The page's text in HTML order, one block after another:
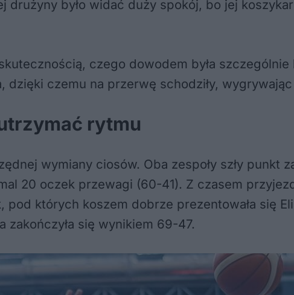
było widać duży spokój, bo jej
czego dowodem była
dzięki czemu na przerwę schodziły,
rytmu
wymiany ciosów. Oba zespoły szły punkt
20 oczek przewagi (60-41). Z czasem
których koszem dobrze prezentowała się
zakończyła się wynikiem 69-47.